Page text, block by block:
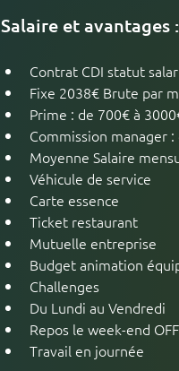
Salaire et avantages :
Contrat CDI statut
Fixe 2038€ Brute par
Prime : de 700€ à
Commission manager
Moyenne Salaire
Véhicule de service
Carte essence
Ticket restaurant
Mutuelle entreprise
Budget animation
Challenges
Du Lundi au Vendredi
Repos le week-end OFF
Travail en journée